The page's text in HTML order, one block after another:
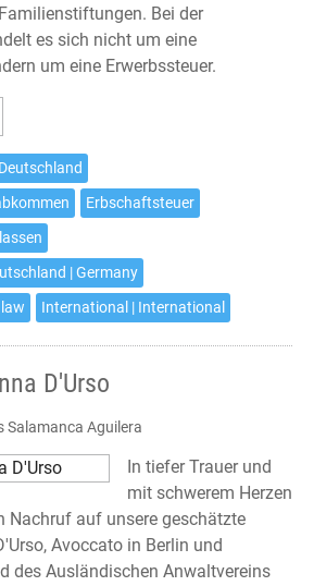
Bei der
es sich nicht um eine
um eine Erwerbssteuer.
Deutschland
Erbschaftsteuer
| Germany
International | International
D'Urso
Salamanca Aguilera
In tiefer Trauer und
mit schwerem Herzen
Nachruf auf unsere geschätzte
Avoccato in Berlin und
des Ausländischen Anwaltvereins